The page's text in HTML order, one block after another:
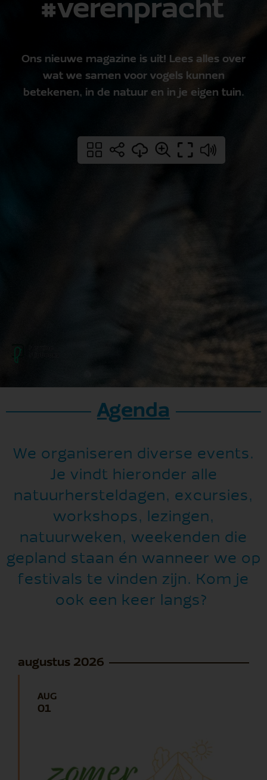
#verenpracht
Ons nieuwe magazine is uit! Lees alles over
wat we samen voor vogels kunnen
betekenen, in de natuur en in je eigen tuin.
Agenda
We organiseren diverse events.
Je vindt hieronder alle
natuurhersteldagen, excursies,
workshops, lezingen,
natuurweken, weekenden die
gepland staan én wanneer we op
festivals te vinden zijn. Kom je
ook een keer langs?
augustus 2026
AUG
01